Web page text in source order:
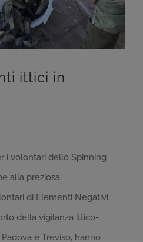
ittici in
i volontari dello Spinning
alla preziosa
di Elementi Negativi
della vigilanza ittico-
e Treviso, hanno